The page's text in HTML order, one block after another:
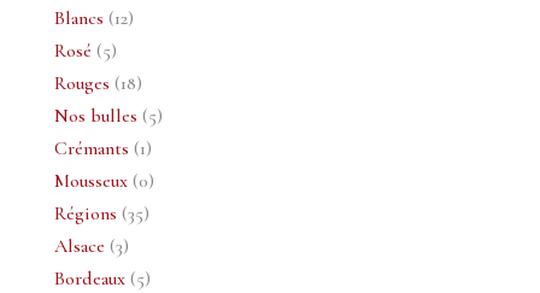
Blancs 1212
Rosé 55
produits
Rouges 1818
produits
Nos bulles 55
Crémants 11
produit
Mousseux 00
produit
Régions 3535
Alsace 33
produits
Bordeaux 55